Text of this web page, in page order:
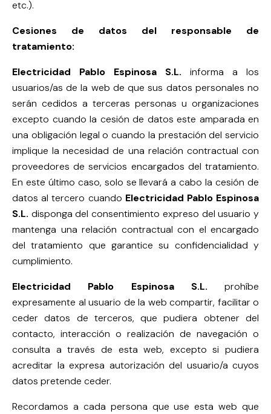
etc.).
Cesiones de datos del responsable de
tratamiento:
Electricidad Pablo Espinosa S.L. informa a los
usuarios/as de la web de que sus datos personales no
serán cedidos a terceras personas u organizaciones
excepto cuando la cesión de datos este amparada en
una obligación legal o cuando la prestación del servicio
implique la necesidad de una relación contractual con
proveedores de servicios encargados del tratamiento.
En este último caso, solo se llevará a cabo la cesión de
datos al tercero cuando Electricidad Pablo Espinosa
S.L. disponga del consentimiento expreso del usuario y
mantenga una relación contractual con el encargado
del tratamiento que garantice su confidencialidad y
cumplimiento.
Electricidad Pablo Espinosa S.L. prohíbe
expresamente al usuario de la web compartir, facilitar o
ceder datos de terceros, que pudiera obtener del
contacto, interacción o realización de navegación o
consulta a través de esta web, excepto si pudiera
acreditar la expresa autorización del usuario/a cuyos
datos pretende ceder.
Recordamos a cada persona que use esta web que